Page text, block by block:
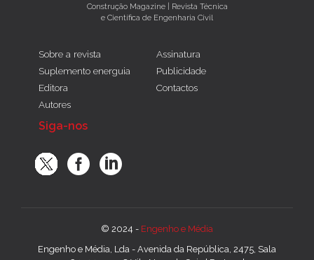
Construção Magazine | Revista Técnica
e Científica de Engenharia Civil
Sobre a revista
Suplemento energuia
Editora
Autores
Assinatura
Publicidade
Contactos
Siga-nos
© 2024 - Engenho e Média
Engenho e Média, Lda - Avenida da República, 2475, Sala